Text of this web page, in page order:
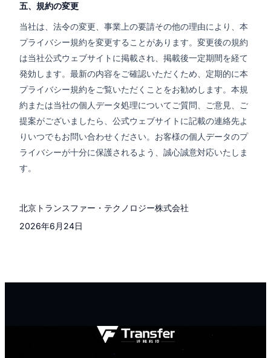
五、規約の変更
当社は、法令の変更、事業上の要請その他の理由により、本
プライバシー規約を変更することがあります。変更後の規約
は当社公式ウェブサイトに掲載され、掲載後一定期間を経て
発効します。最新の内容をご確認いただくため、定期的に本
プライバシー規約をご覧いただくことをお勧めします。本規
約または当社の個人データ処理についてご質問、ご意見、ご
提案がございましたら、公式ウェブサイトに記載の連絡先よ
りいつでもお問い合わせください。お客様の個人データのプ
ライバシーが十分に保護されるよう、誠心誠意対応いたしま
す。
北京トランスファー・テクノロジー株式会社
2026年6月24日
WECHAT
19110438869